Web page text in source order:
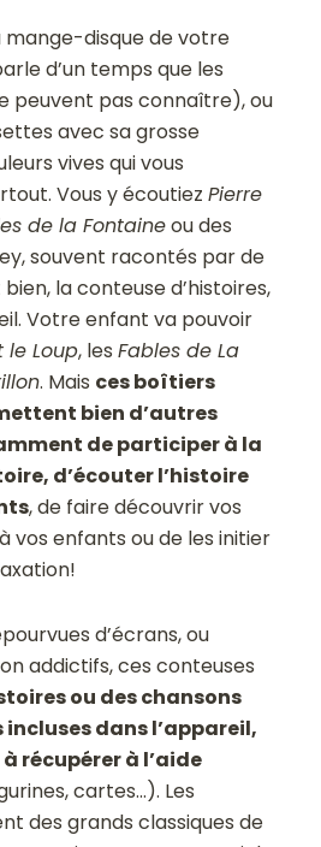
mange-disque de votre
d’un temps que les
peuvent pas connaître), ou
avec sa grosse
vives qui vous
Vous y écoutiezPierre
de la Fontaineou des
souvent racontés par de
la conteuse d’histoires,
Votre enfant va pouvoir
le Loup, lesFables de La
. Mais ces boîtiers
bien d’autres
de participer à la
d’écouter l’histoire
, de faire découvrir vos
vos enfants ou de les initier
d’écrans, ou
addictifs, ces conteuses
ou des chansons
dans l’appareil,
récupérer à l’aide
cartes…). Les
des grands classiques de